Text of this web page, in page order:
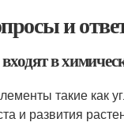
и
в
такие как
и развития